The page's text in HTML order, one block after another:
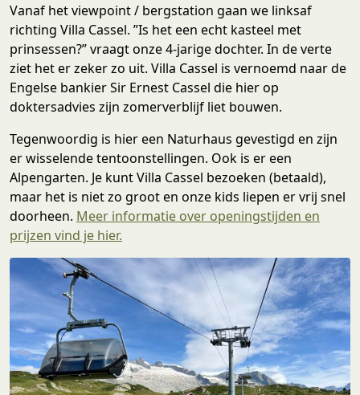
Vanaf het viewpoint / bergstation gaan we linksaf
richting Villa Cassel. ”Is het een echt kasteel met
prinsessen?” vraagt onze 4-jarige dochter. In de verte
ziet het er zeker zo uit. Villa Cassel is vernoemd naar de
Engelse bankier Sir Ernest Cassel die hier op
doktersadvies zijn zomerverblijf liet bouwen.
Tegenwoordig is hier een Naturhaus gevestigd en zijn
er wisselende tentoonstellingen. Ook is er een
Alpengarten. Je kunt Villa Cassel bezoeken (betaald),
maar het is niet zo groot en onze kids liepen er vrij snel
doorheen. Meer informatie over openingstijden en
prijzen vind je hier.